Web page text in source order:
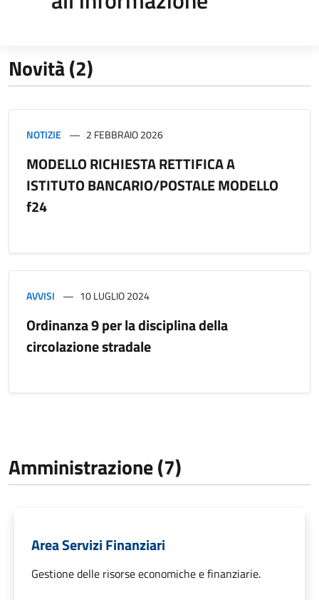
Novità (2)
NOTIZIE 2 FEBBRAIO 2026
MODELLO RICHIESTA RETTIFICA A
ISTITUTO BANCARIO/POSTALE MODELLO
f24
AVVISI 10 LUGLIO 2024
Ordinanza 9 per la disciplina della
circolazione stradale
Amministrazione (7)
Area Servizi Finanziari
Gestione delle risorse economiche e finanziarie.